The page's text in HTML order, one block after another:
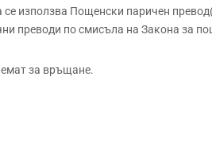
използва Пощенски паричен
преводи по смисъла на Закона за
за връщане.